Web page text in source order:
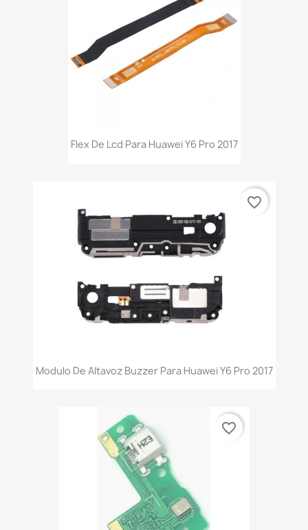
Flex De Lcd Para Huawei Y6 Pro 2017
Modulo De Altavoz Buzzer Para Huawei Y6 Pro 2017
favorite_border
favorite_border